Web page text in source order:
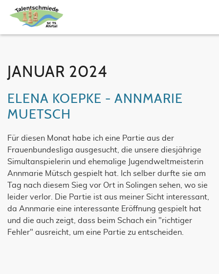
JANUAR 2024
ELENA KOEPKE - ANNMARIE
MUETSCH
Für diesen Monat habe ich eine Partie aus der
Frauenbundesliga ausgesucht, die unsere diesjährige
Simultanspielerin und ehemalige Jugendweltmeisterin
Annmarie Mütsch gespielt hat. Ich selber durfte sie am
Tag nach diesem Sieg vor Ort in Solingen sehen, wo sie
leider verlor. Die Partie ist aus meiner Sicht interessant,
da Annmarie eine interessante Eröffnung gespielt hat
und die auch zeigt, dass beim Schach ein "richtiger
Fehler" ausreicht, um eine Partie zu entscheiden.